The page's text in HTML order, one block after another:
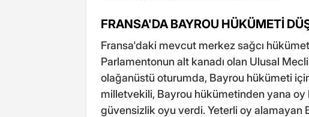
FRANSA'DA BAYROU HÜKÜMETİ
Fransa'daki mevcut merkez sağcı
Parlamentonun alt kanadı olan Ulusal
olağanüstü oturumda, Bayrou hükümeti
milletvekili, Bayrou hükümetinden yana
güvensizlik oyu verdi. Yeterli oy alamayan